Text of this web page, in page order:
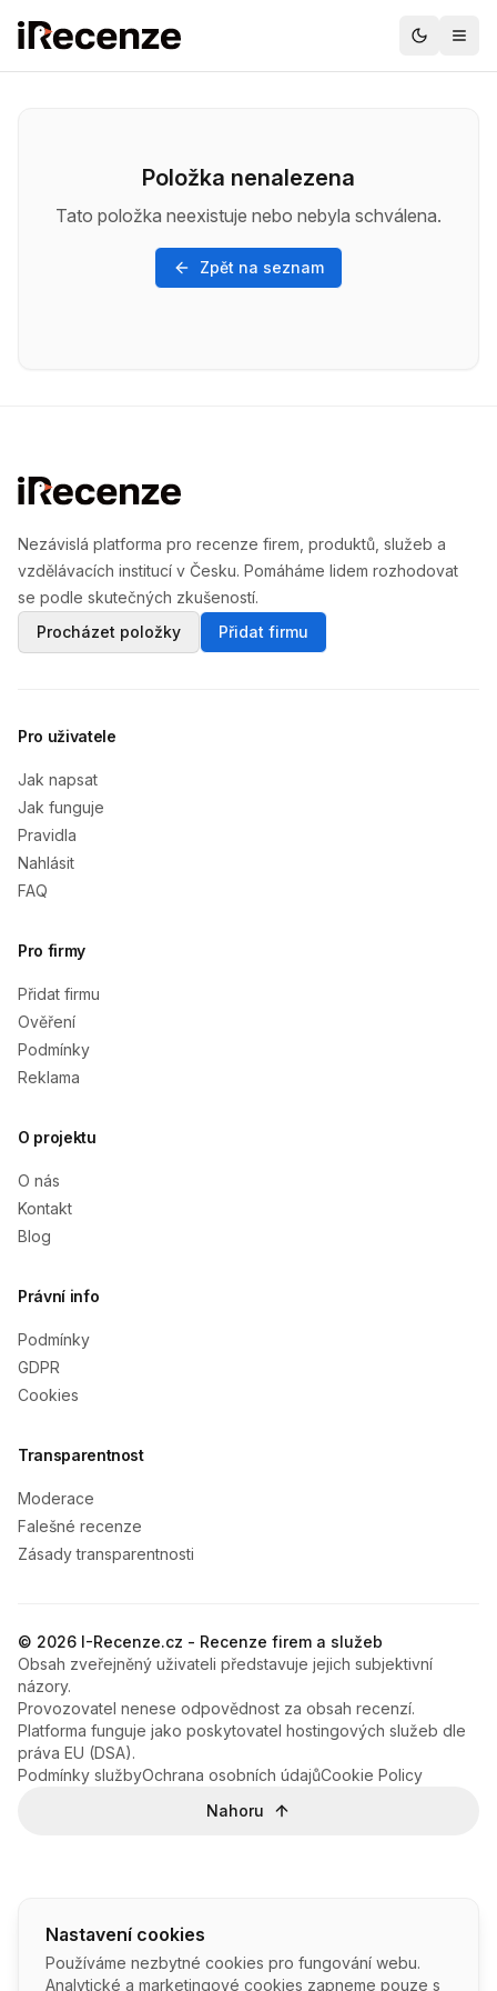
Položka nenalezena
Tato položka neexistuje nebo nebyla schválena.
Zpět na seznam
Nastavení cookies
Používáme nezbytné cookies pro fungování webu.
Analytické a marketingové cookies zapneme pouze s
Nezávislá platforma pro recenze firem, produktů, služeb a
vzdělávacích institucí v Česku. Pomáháme lidem rozhodovat
se podle skutečných zkušeností.
Procházet položky
Přidat firmu
Pro uživatele
Jak napsat
Jak funguje
Pravidla
Nahlásit
FAQ
Pro firmy
Přidat firmu
Ověření
Podmínky
Reklama
O projektu
O nás
Kontakt
Blog
Právní info
Podmínky
GDPR
Cookies
Transparentnost
Moderace
Falešné recenze
Zásady transparentnosti
© 2026 I-Recenze.cz - Recenze firem a služeb
Obsah zveřejněný uživateli představuje jejich subjektivní
názory.
Provozovatel nenese odpovědnost za obsah recenzí.
Platforma funguje jako poskytovatel hostingových služeb dle
práva EU (DSA).
Podmínky službyOchrana osobních údajůCookie Policy
Nahoru